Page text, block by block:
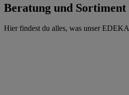
Beratung und Sortiment
Hier findest du alles, was unser